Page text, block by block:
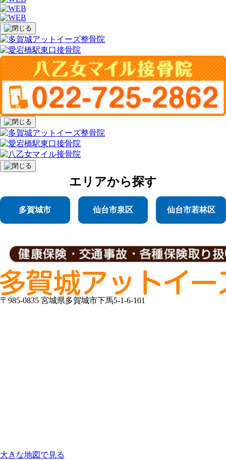
エリアから探す
多賀城市 仙台市泉区 仙台市若林区
〒985-0835 宮城県多賀城市下馬5-1-6-101
大きな地図で見る